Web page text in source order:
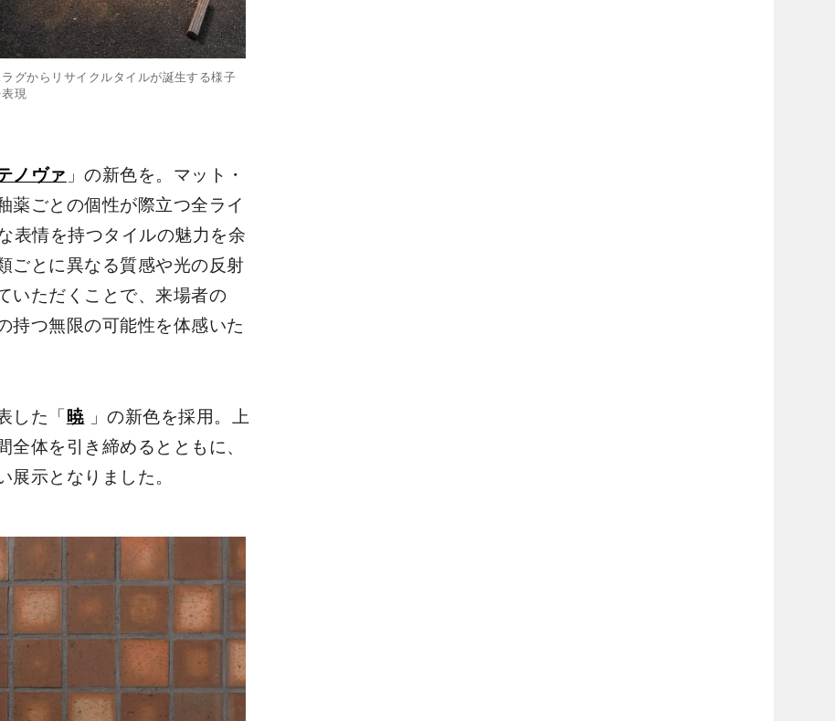
ラグからリサイクルタイルが誕生する様子
表現
ノヴァ 」の新色を。マット・
薬ごとの個性が際立つ全ライ
表情を持つタイルの魅力を余
ごとに異なる質感や光の反射
いただくことで、来場者の
持つ無限の可能性を体感いた
した「暁 」の新色を採用。上
体を引き締めるとともに、
展示となりました。